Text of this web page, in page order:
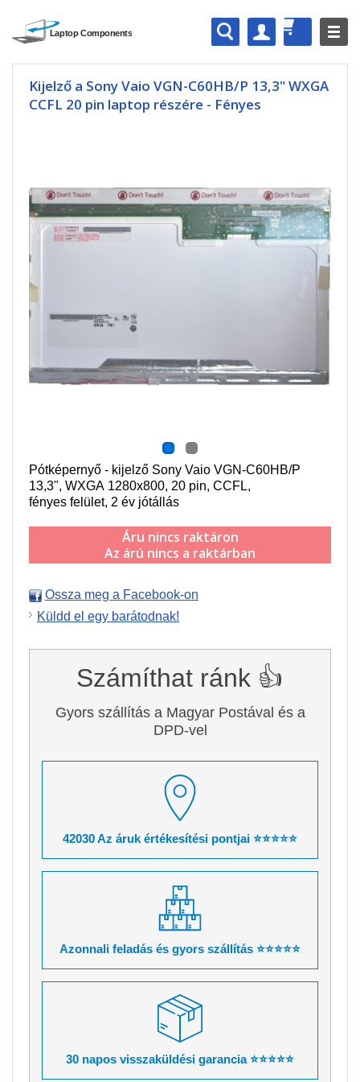
Kijelző a Sony Vaio VGN-C60HB/P 13,3" WXGA
CCFL 20 pin laptop részére - Fényes
Pótképernyő - kijelző Sony Vaio VGN-C60HB/P
13,3", WXGA 1280x800, 20 pin, CCFL,
fényes felület, 2 év jótállás
Áru nincs raktáron
Az árú nincs a raktárban
Ossza meg a Facebook-on
Küldd el egy barátodnak!
Számíthat ránk 👍
Gyors szállítás a Magyar Postával és a
DPD-vel
42030 Az áruk értékesítési pontjai ⭐⭐⭐⭐⭐
Azonnali feladás és gyors szállítás ⭐⭐⭐⭐⭐
30 napos visszaküldési garancia ⭐⭐⭐⭐⭐